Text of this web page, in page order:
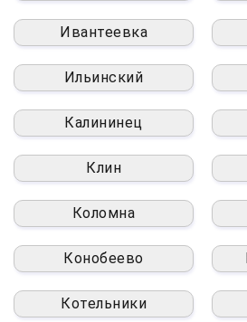
Ивантеевка
Ильинский
Калининец
Клин
Коломна
Конобеево
Котельники